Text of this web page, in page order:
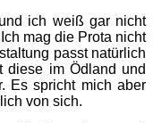
ich weiß gar nicht
mag die Prota nicht
passt natürlich
diese im Ödland und
Es spricht mich aber
von sich.